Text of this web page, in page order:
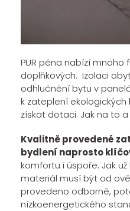
PUR pěna nabízí mnoho
doplňkových. Izolaci
odhlučnění bytu v
k zateplení
získat dotaci. Jak na to
Kvalitně provedené
bydlení naprosto
komfortu i úspoře. Jak
materiál musí být od
provedeno odborně,
nízkoenergetického